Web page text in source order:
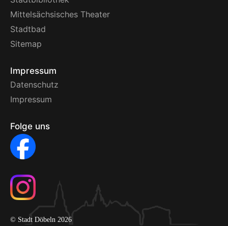
Mittelsächsisches Theater
Stadtbad
Sitemap
Impressum
Datenschutz
Impressum
Folge uns
© Stadt Döbeln 2026